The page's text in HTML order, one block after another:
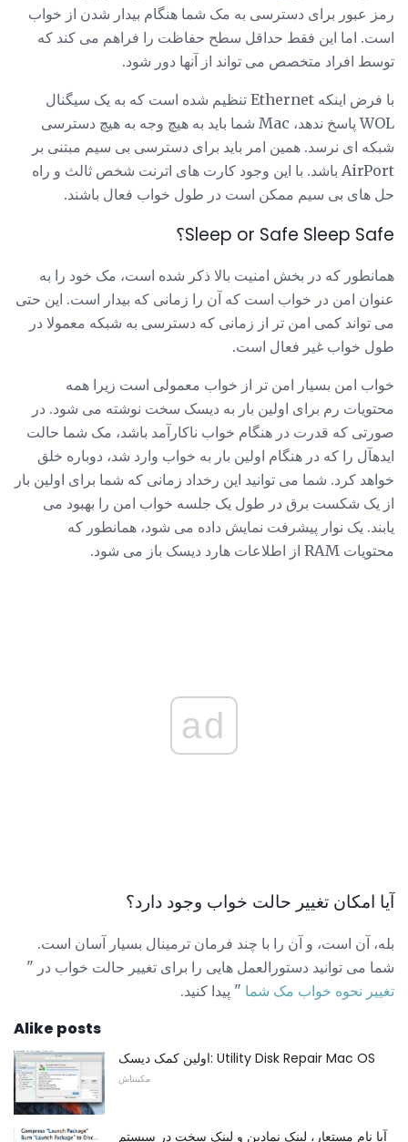
رمز عبور برای دسترسی به مک شما هنگام بیدار شدن از خواب
است. اما این فقط حداقل سطح حفاظت را فراهم می کند که
توسط افراد متخصص می تواند از آنها دور شود.
با فرض اینکه Ethernet تنظیم شده است که به یک سیگنال
WOL پاسخ ندهد، Mac شما باید به هیچ وجه به هیچ دسترسی
شبکه ای نرسد. همین امر باید برای دسترسی بی سیم مبتنی بر
AirPort باشد. با این وجود کارت های اترنت شخص ثالث و راه
حل های بی سیم ممکن است در طول خواب فعال باشند.
Sleep or Safe Sleep Safe؟
همانطور که در بخش امنیت بالا ذکر شده است، مک خود را به
عنوان امن در خواب است که آن را زمانی که بیدار است. این حتی
می تواند کمی امن تر از زمانی که دسترسی به شبکه معمولا در
طول خواب غیر فعال است.
خواب امن بسیار امن تر از خواب معمولی است زیرا همه
محتویات رم برای اولین بار به دیسک سخت نوشته می شود. در
صورتی که قدرت در هنگام خواب ناکارآمد باشد، مک شما حالت
ایدهآل را که در هنگام اولین بار به خواب وارد شد، دوباره خلق
خواهد کرد. شما می توانید این رخداد زمانی که شما برای اولین بار
از یک شکست برق در طول یک جلسه خواب امن را بهبود می
یابند. یک نوار پیشرفت نمایش داده می شود، همانطور که
محتویات RAM از اطلاعات هارد دیسک باز می شود.
ad
آیا امکان تغییر حالت خواب وجود دارد؟
بله، آن است، و آن را با چند فرمان ترمینال بسیار آسان است.
شما می توانید دستورالعمل هایی را برای تغییر حالت خواب در "
تغییر نحوه خواب مک شما " پیدا کنید.
Alike posts
اولین کمک دیسک: Utility Disk Repair Mac OS
مکینتاش
آیا نام مستعار، لینک نمادین و لینک سخت در سیستم